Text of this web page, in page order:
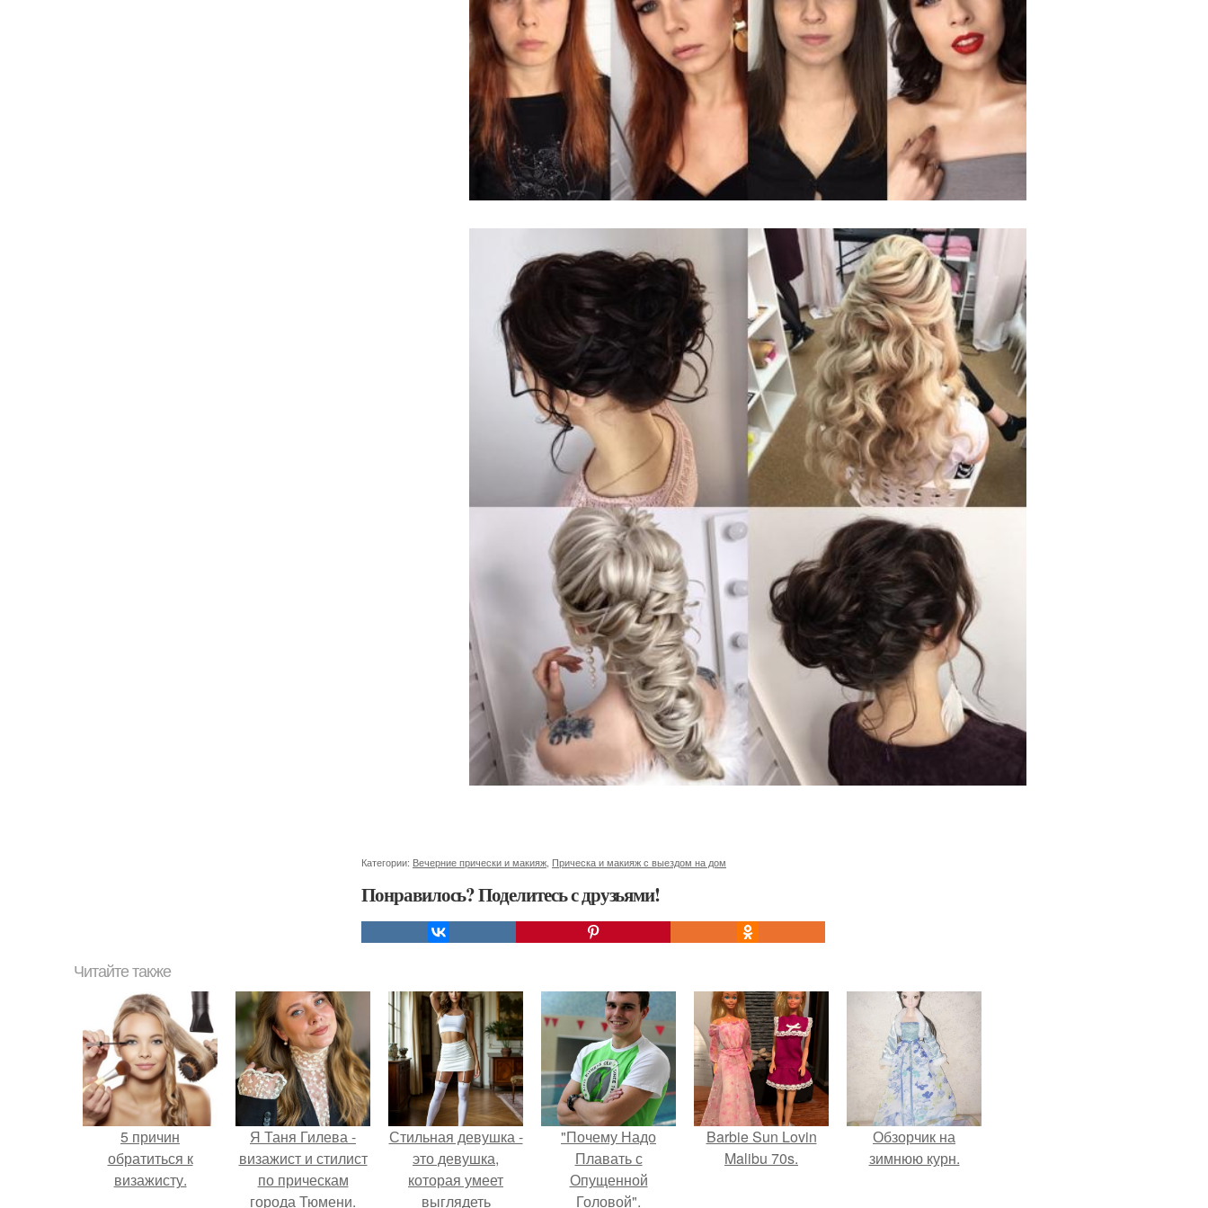
Категории: Вечерние прически и макияж Прическа и макияж с выездом на дом
Понравилось? Поделитесь с друзьями!
Читайте также
5 причин
обратиться к
визажисту.
Я Таня Гилева -
визажист и стилист
по прическам
города Тюмени.
Стильная девушка -
это девушка,
которая умеет
выглядеть
"Почему Надо
Плавать с
Опущенной
Головой".
Barbie Sun Lovin
Malibu 70s.
Обзорчик на
зимнюю курн.